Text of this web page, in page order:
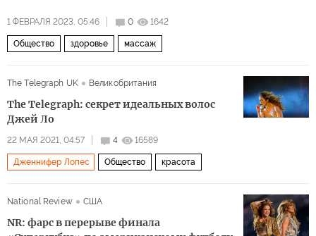
1 ФЕВРАЛЯ 2023, 05:46 0 1642
Общество здоровье массаж
The Telegraph UK Великобритания
The Telegraph: секрет идеальных волос
Джей Ло
22 МАЯ 2021, 04:57 4 16589
Дженнифер Лопес Общество красота
National Review США
NR: фарс в перерыве финала